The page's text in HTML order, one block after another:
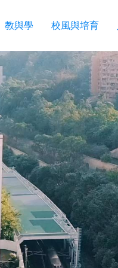
教與學 校風與培育